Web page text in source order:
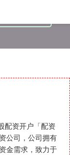
配资开户「配资
公司，公司拥有
金需求，致力于